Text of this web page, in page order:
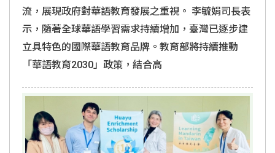
流，展現政府對華語教育發展之重視。 李毓娟司長表
示，隨著全球華語學習需求持續增加，臺灣已逐步建
立具特色的國際華語教育品牌。教育部將持續推動
「華語教育2030」政策，結合高